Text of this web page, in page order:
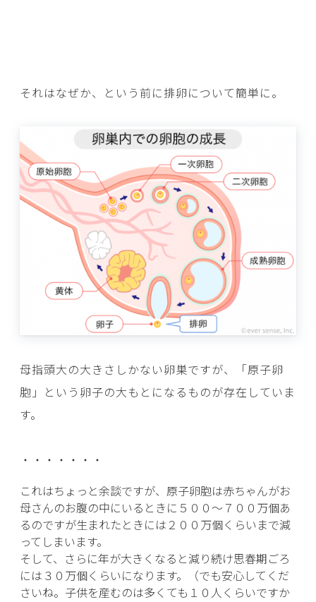
それはなぜか、という前に排卵について簡単に。
母指頭大の大きさしかない卵巣ですが、「原子卵
胞」という卵子の大もとになるものが存在していま
す。
・・・・・・・
これはちょっと余談ですが、原子卵胞は赤ちゃんがお
母さんのお腹の中にいるときに５００～７００万個あ
るのですが生まれたときには２００万個くらいまで減
ってしまいます。
そして、さらに年が大きくなると減り続け思春期ごろ
には３０万個くらいになります。（でも安心してくだ
さいね。子供を産むのは多くても１０人くらいですか